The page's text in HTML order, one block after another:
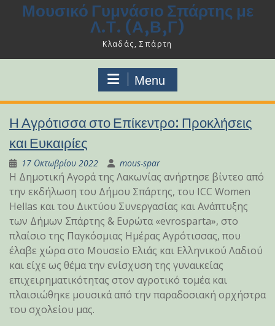
Μουσικό Γυμνάσιο Σπάρτης με
Λ.Τ. (Α,Β,Γ)
Κλαδάς, Σπάρτη
Menu
Η Αγρότισσα στο Επίκεντρο: Προκλήσεις
και Ευκαιρίες
17 Οκτωβρίου 2022 mous-spar
Η Δημοτική Αγορά της Λακωνίας ανήρτησε βίντεο από
την εκδήλωση του Δήμου Σπάρτης, του ICC Women
Hellas και του Δικτύου Συνεργασίας και Ανάπτυξης
των Δήμων Σπάρτης & Ευρώτα «evrosparta», στο
πλαίσιο της Παγκόσμιας Ημέρας Αγρότισσας, που
έλαβε χώρα στο Μουσείο Ελιάς και Ελληνικού Λαδιού
και είχε ως θέμα την ενίσχυση της γυναικείας
επιχειρηματικότητας στον αγροτικό τομέα και
πλαισιώθηκε μουσικά από την παραδοσιακή ορχήστρα
του σχολείου μας.